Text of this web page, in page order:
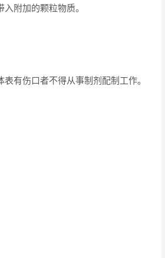
附加的颗粒物质。
有伤口者不得从事制剂配制工作。